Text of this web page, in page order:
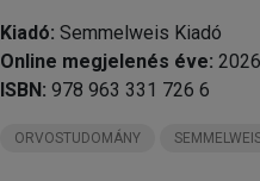
Kiadó: Semmelweis Kiadó
Online megjelenés éve: 2026
ISBN: 978 963 331 726 6
ORVOSTUDOMÁNY